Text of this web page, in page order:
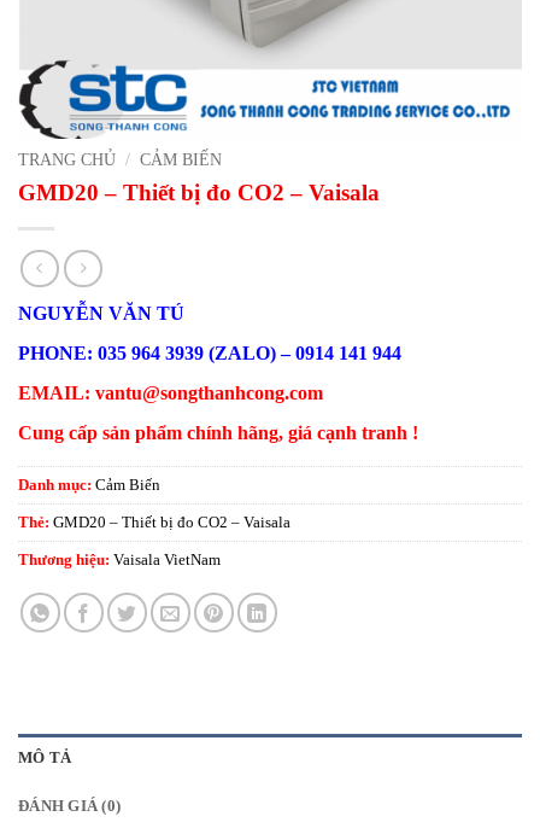
TRANG CHỦ / CẢM BIẾN
GMD20 – Thiết bị đo CO2 – Vaisala
NGUYỄN VĂN TÚ
PHONE: 035 964 3939 (ZALO) – 0914 141 944
EMAIL: vantu@songthanhcong.com
Cung cấp sản phẩm chính hãng, giá cạnh tranh !
Danh mục: Cảm Biến
Thẻ: GMD20 – Thiết bị đo CO2 – Vaisala
Thương hiệu: Vaisala VietNam
MÔ TẢ
ĐÁNH GIÁ (0)